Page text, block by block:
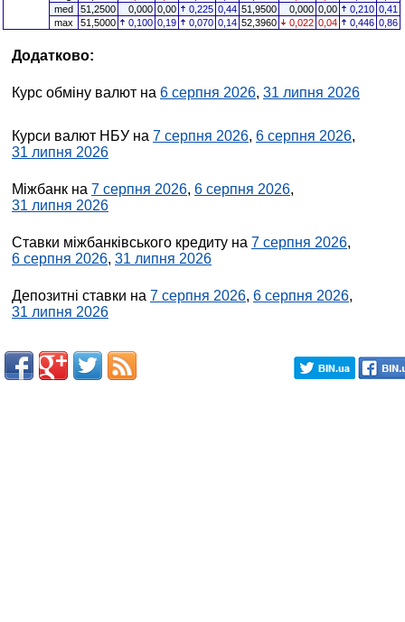
med
51,2500 0,000 0,00 0,225 0,44 51,9500 0,000 0,00 0,210 0,41
max
51,5000 0,100 0,19 0,070 0,14 52,3960 0,022 0,04 0,446 0,86
Додатково:
Курс обміну валют на 6 серпня 2026, 31 липня 2026
Курси валют НБУ на 7 серпня 2026, 6 серпня 2026,
31 липня 2026
Міжбанк на 7 серпня 2026, 6 серпня 2026,
31 липня 2026
Ставки міжбанківського кредиту на 7 серпня 2026,
6 серпня 2026, 31 липня 2026
Депозитні ставки на 7 серпня 2026, 6 серпня 2026,
31 липня 2026